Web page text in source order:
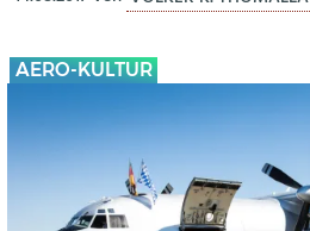
AERO-KULTUR